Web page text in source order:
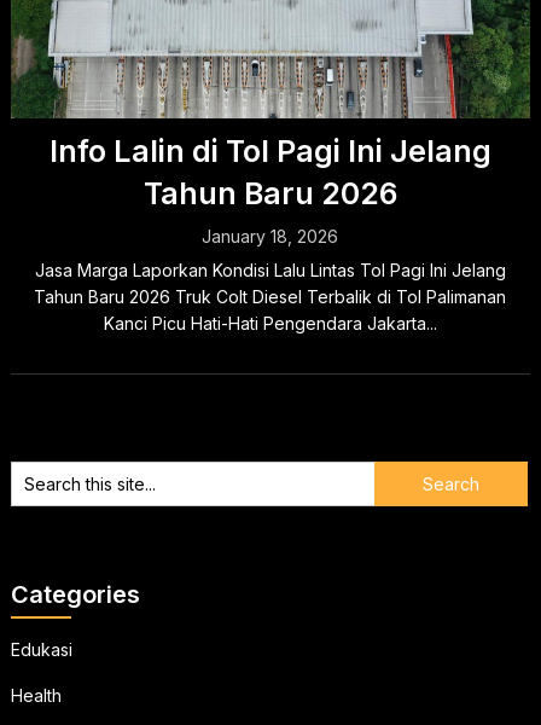
Info Lalin di Tol Pagi Ini Jelang
Tahun Baru 2026
January 18, 2026
Jasa Marga Laporkan Kondisi Lalu Lintas Tol Pagi Ini Jelang
Tahun Baru 2026 Truk Colt Diesel Terbalik di Tol Palimanan
Kanci Picu Hati-Hati Pengendara Jakarta...
Categories
Edukasi
Health